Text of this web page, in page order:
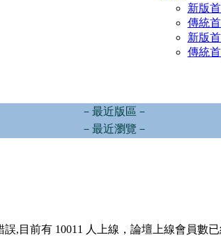
新版
傳統
新版
傳統
－最近版區－
－最近瀏覽－
誤,目前有 10011 人上線，論壇上線會員數